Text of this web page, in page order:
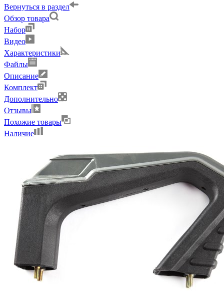
Вернуться в раздел
Обзор товара
Набор
Видео
Характеристики
Файлы
Описание
Комплект
Дополнительно
Отзывы
Похожие товары
Наличие